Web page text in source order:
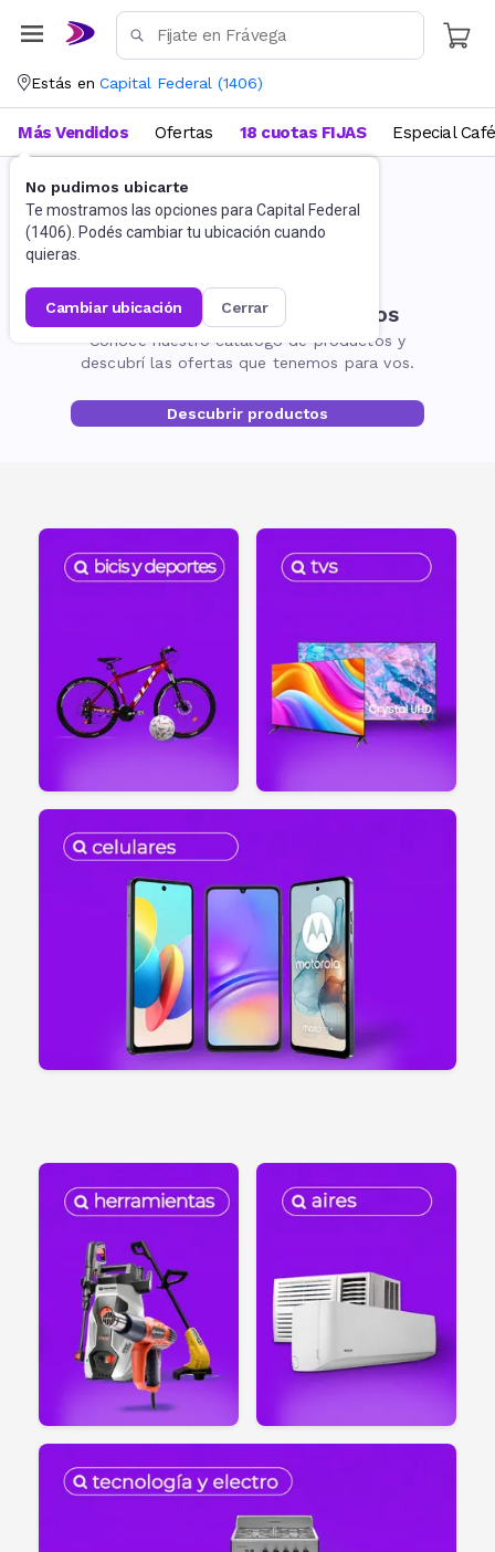
Estás en Capital Federal (1406)
No pudimos ubicarte
Te mostramos las opciones para Capital Federal
(1406). Podés cambiar tu ubicación cuando
quieras.
cambiar ubicación cerrar
Más Vendidos Ofertas 18 cuotas FIJAS Especial Café
No encontramos resultados
Conocé nuestro catálogo de productos y
descubrí las ofertas que tenemos para vos.
Descubrir productos